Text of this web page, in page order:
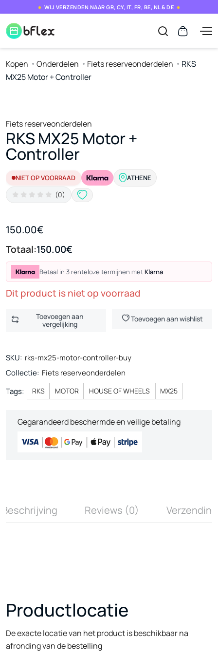
WIJ VERZENDEN NAAR GR, CY, IT, FR, BE, NL & DE
Kopen Onderdelen Fiets reserveonderdelen
RKS
MX25 Motor + Controller
Fiets reserveonderdelen
RKS MX25 Motor +
Controller
NIET OP VOORRAAD ATHENE
(0)
150.00€
Totaal:150.00€
Betaal in 3 renteloze termijnen met Klarna
Dit product is niet op voorraad
Toevoegen aan
vergelijking
Toevoegen aan wishlist
SKU: rks-mx25-motor-controller-buy
Collectie: Fiets reserveonderdelen
Tags:
RKS MOTOR HOUSE OF WHEELS MX25
Gegarandeerd beschermde en veilige betaling
Beschrijving Reviews (0) Verzending
Productlocatie
De exacte locatie van het product is beschikbaar na
afronding van de bestelling